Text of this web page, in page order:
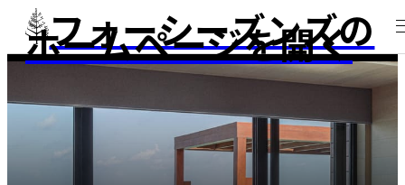
フォーシーズンズの
ホームページを開く